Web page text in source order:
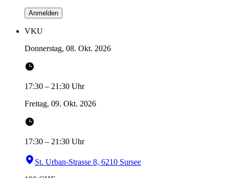
Anmelden
VKU
Donnerstag, 08. Okt. 2026
17:30 – 21:30 Uhr
Freitag, 09. Okt. 2026
17:30 – 21:30 Uhr
St. Urban-Strasse 8, 6210 Sursee